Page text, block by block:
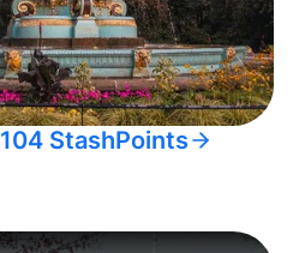
104 StashPoints